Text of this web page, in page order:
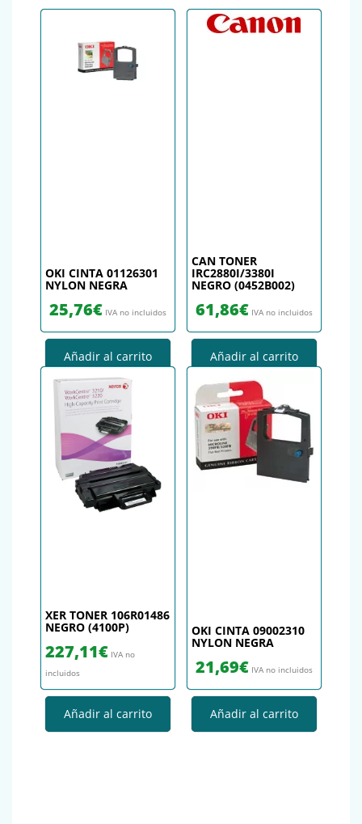
OKI CINTA 01126301
NYLON NEGRA
25,76€ IVA no incluidos
Añadir al carrito
CAN TONER
IRC2880I/3380I
NEGRO (0452B002)
61,86€ IVA no incluidos
Añadir al carrito
XER TONER 106R01486
NEGRO (4100P)
227,11€ IVA no
incluidos
Añadir al carrito
OKI CINTA 09002310
NYLON NEGRA
21,69€ IVA no incluidos
Añadir al carrito